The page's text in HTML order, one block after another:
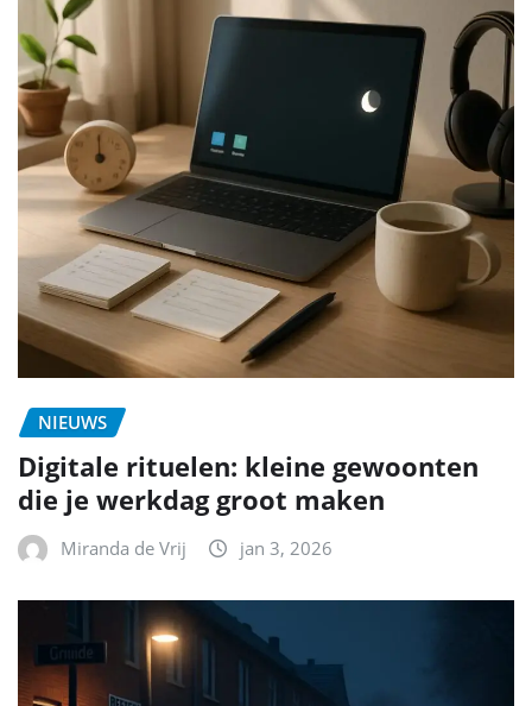
NIEUWS
Digitale rituelen: kleine gewoonten
die je werkdag groot maken
Miranda de Vrij jan 3, 2026